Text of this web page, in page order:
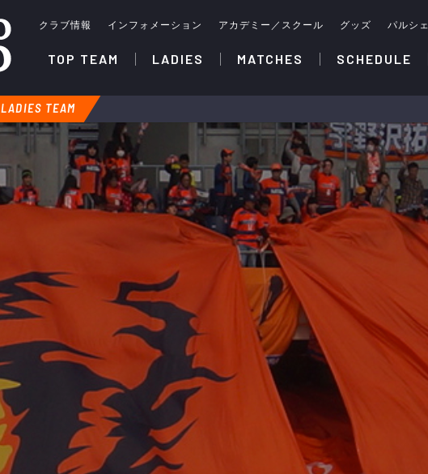
クラブ情報 インフォメーション アカデミー／スクール グッズ パルシェ
TOP TEAM LADIES MATCHES SCHEDULE
LADIES TEAM